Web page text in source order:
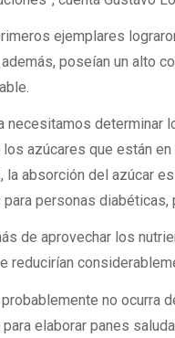
ejemplares
poseían un alto
necesitamos determinar
los azúcares que están
la absorción del azúcar
personas diabéticas,
de aprovechar los
reducirían
probablemente no ocurra
para elaborar panes